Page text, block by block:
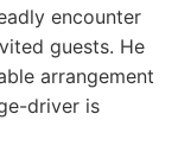
encounter
guests. He
arrangement
driver is